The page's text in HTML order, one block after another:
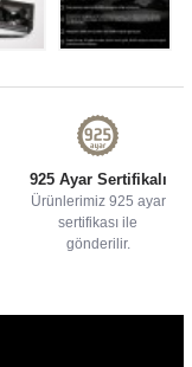
925 Ayar Sertifikalı
Ürünlerimiz 925 ayar
sertifikası ile
gönderilir.